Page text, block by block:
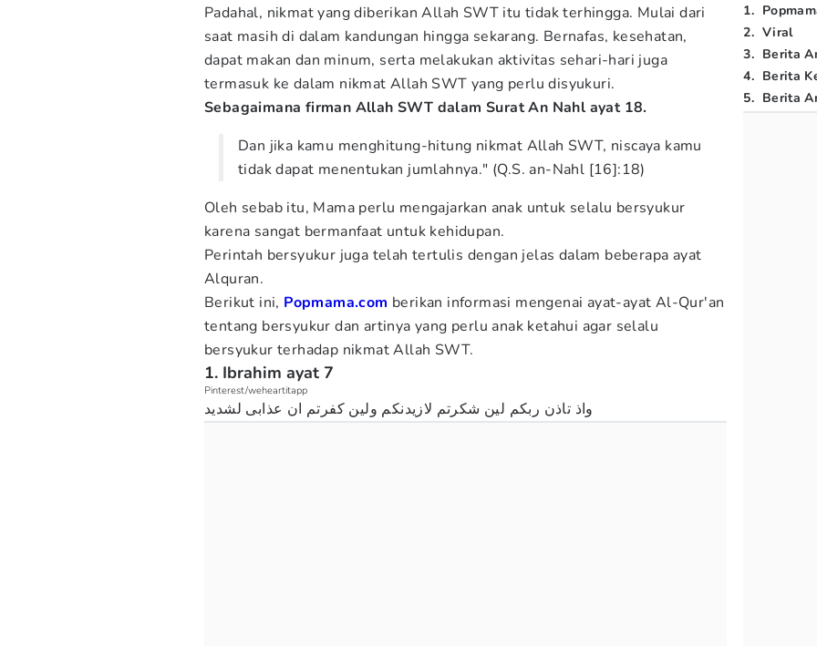
Padahal, nikmat yang diberikan Allah SWT itu tidak terhingga. Mulai dari
saat masih di dalam kandungan hingga sekarang. Bernafas, kesehatan,
dapat makan dan minum, serta melakukan aktivitas sehari-hari juga
termasuk ke dalam nikmat Allah SWT yang perlu disyukuri.
Sebagaimana firman Allah SWT dalam Surat An Nahl ayat 18.
Dan jika kamu menghitung-hitung nikmat Allah SWT, niscaya kamu
tidak dapat menentukan jumlahnya." (Q.S. an-Nahl [16]:18)
Oleh sebab itu, Mama perlu mengajarkan anak untuk selalu bersyukur
karena sangat bermanfaat untuk kehidupan.
Perintah bersyukur juga telah tertulis dengan jelas dalam beberapa ayat
Alquran.
Berikut ini, Popmama.com berikan informasi mengenai ayat-ayat Al-Qur'an
tentang bersyukur dan artinya yang perlu anak ketahui agar selalu
bersyukur terhadap nikmat Allah SWT.
1. Ibrahim ayat 7
Pinterest/weheartitapp
واذ تاذن ربكم لين شكرتم لازيدنكم ولين كفرتم ان عذابى لشديد
1.
2. Viral
3. Berita
4. Berita
5. Berita